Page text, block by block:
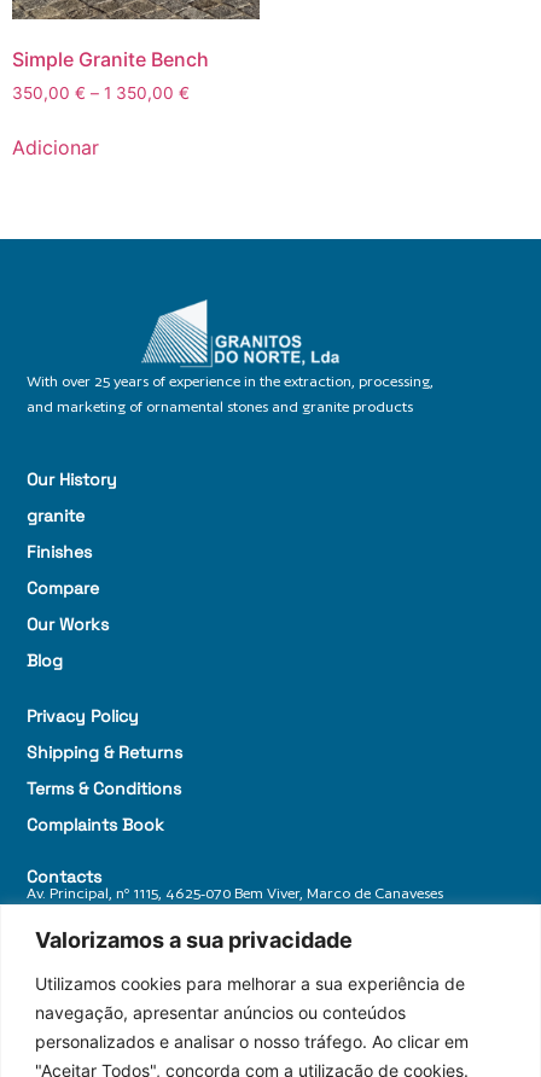
Valorizamos a sua privacidade
Utilizamos cookies para melhorar a sua experiência de
navegação, apresentar anúncios ou conteúdos
personalizados e analisar o nosso tráfego. Ao clicar em
"Aceitar Todos", concorda com a utilização de cookies.
Simple Granite Bench
350,00 € – 1 350,00 €
Adicionar
With over 25 years of experience in the extraction, processing,
and marketing of ornamental stones and granite products
Our History
granite
Finishes
Compare
Our Works
Blog
Privacy Policy
Shipping & Returns
Terms & Conditions
Complaints Book
Contacts
Av. Principal, nº 1115, 4625-070 Bem Viver, Marco de Canaveses
+ 351 255 588 770